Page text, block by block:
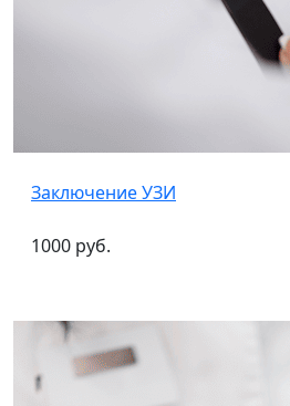
Заключение УЗИ
1000 руб.